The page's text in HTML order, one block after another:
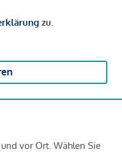
zu.
vor Ort. Wählen Sie